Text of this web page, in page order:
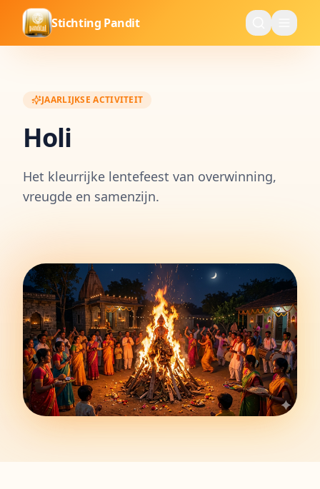
Stichting Pandit
JAARLIJKSE ACTIVITEIT
Holi
Het kleurrijke lentefeest van overwinning,
vreugde en samenzijn.